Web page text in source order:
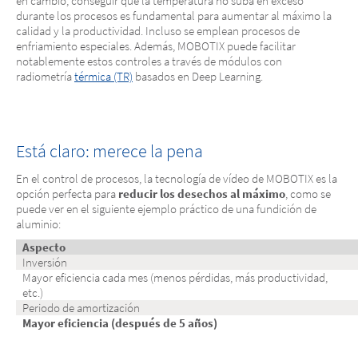
durante los procesos es fundamental para aumentar al máximo la
calidad y la productividad. Incluso se emplean procesos de
enfriamiento especiales. Además, MOBOTIX puede facilitar
notablemente estos controles a través de módulos con
radiometríatérmica (TR) basados en Deep Learning.
Está claro: merece la pena
En el control de procesos, la tecnología de vídeo de MOBOTIX es la
opción perfecta para reducir los desechos al máximo, como se
puede ver en el siguiente ejemplo práctico de una fundición de
aluminio:
Aspecto
Inversión
Mayor eficiencia cada mes (menos pérdidas, más productividad,
etc.)
Periodo de amortización
Mayor eficiencia (después de 5 años)